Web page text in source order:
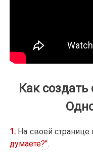
Как
1. На своей
думаете?".